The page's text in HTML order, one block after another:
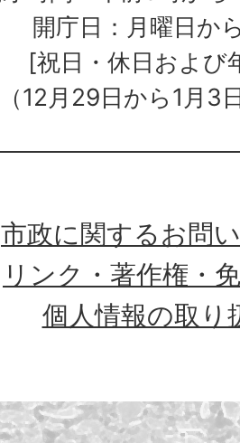
開庁日：月曜日か
[祝日・休日および
（12月29日から1月3
市政に関するお問
リンク・著作権・
個人情報の取り